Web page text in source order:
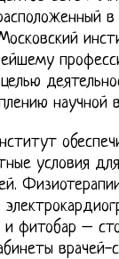
условия
и фитобар –
врачей-